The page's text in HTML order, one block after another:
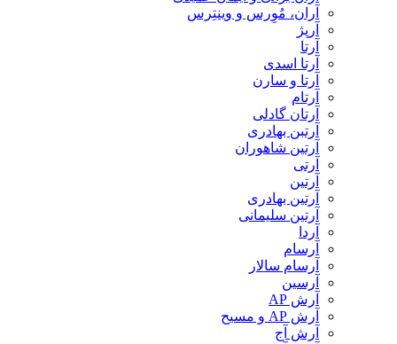
آران، مُوِرس و وینتِرس
آرپژ
آرتا
آرتا اسدی
آرتا و سارن
آرتام
آرتان گادلی
آرتبن بهادری
آرتين شاهوران
آرتی
آرتین
آرتین بهادری
آرتین سلیمانی
آردا
آرسام
آرسام سالار
آرسین
آرش AP
آرش AP و مسیح
آرش آج